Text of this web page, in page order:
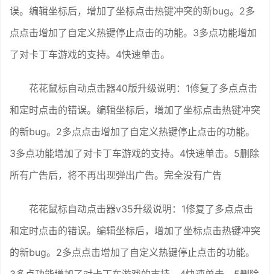
误。编辑坐标后，增加了坐标点击热键冲突的新bug。2多
点点击增加了自定义热键停止点击的功能。3多点功能增加
了对卡丁车游戏的支持。4快速单击。
花花鼠标自动点击器40版升级说明：1修复了多点点击
和定时点击的错误。编辑坐标后，增加了坐标点击热键冲突
的新bug。2多点点击增加了自定义热键停止点击的功能。
3多点功能增加了对卡丁车游戏的支持。4快速单击。5删除
所有广告后，将不再出现弹出广告。完全没有广告
花花鼠标自动点击器v35升级说明：1修复了多点点击
和定时点击的错误。编辑坐标后，增加了坐标点击热键冲突
的新bug。2多点点击增加了自定义热键停止点击的功能。